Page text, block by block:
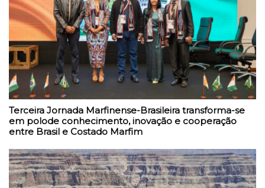
Terceira Jornada Marfinense-Brasileira transforma-se
em polode conhecimento, inovação e cooperação
entre Brasil e Costado Marfim